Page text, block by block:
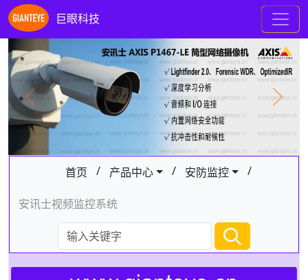
巨眼科技
Previous Next
首页 / 产品中心 / 安防监控 /
安讯士视频监控系统